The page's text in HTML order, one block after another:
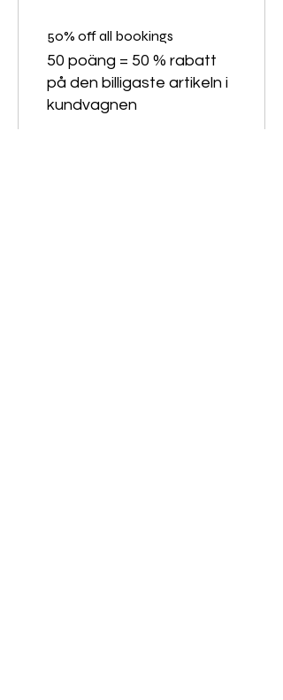
50% off all bookings
50 poäng = 50 % rabatt
på den billigaste artikeln i
kundvagnen